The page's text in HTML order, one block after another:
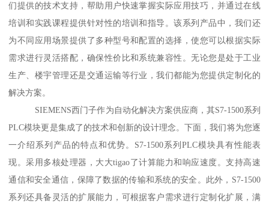
们提供的技术支持，帮助用户快速掌握实际应用技巧，并通过在线
培训和实践课程提供针对性的培训和指导。该系列产品中，我们还
为不同应用场景提供了多种型号和配置的选择，使您可以根据实际
需求进行灵活搭配，确保性价比和系统兼容性。无论您是处于工业
生产、楼宇管理还是交通运输等行业，我们都能为您提供定制化的
解决方案。
SIEMENS西门子作为自动化解决方案供应商，其S7-1500系列
PLC模块更是集成了的技术和创新的设计理念。下面，我们将为您逐
一介绍系列产品的特点和优势。S7-1500系列PLC模块具有性能表
现。采用多核处理器，大大tigao了计算能力和响应速度。支持高速
通信和安全通信，保障了数据的传输和系统的安全。此外，S7-1500
系列还具备灵活的扩展能力，可根据客户需求进行定制化扩展，满